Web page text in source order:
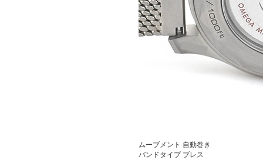
ムーブメント 自動巻き
バンドタイプ ブレス